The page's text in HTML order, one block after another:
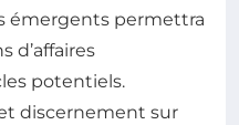
émergents permettra
d’affaires
potentiels.
discernement sur